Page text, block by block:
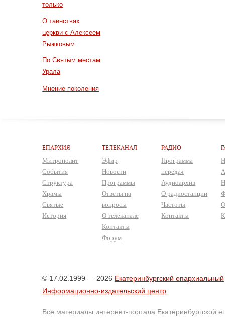
только
О таинствах
церкви с Алексеем
Рыжковым
По Святым местам
Урала
Мнение поколения
ЕПАРХИЯ
Митрополит
События
Структура
Храмы
Святые
История
ТЕЛЕКАНАЛ
Эфир
Новости
Программы
Ответы на
вопросы
О телеканале
Контакты
Форум
РАДИО
Программа
передач
Аудиоархив
О радиостанции
Частоты
Контакты
© 17.02.1999 — 2026 Екатеринбургский епархиальный
Информационно-издательский центр
Все материалы интернет-портала Екатеринбургской